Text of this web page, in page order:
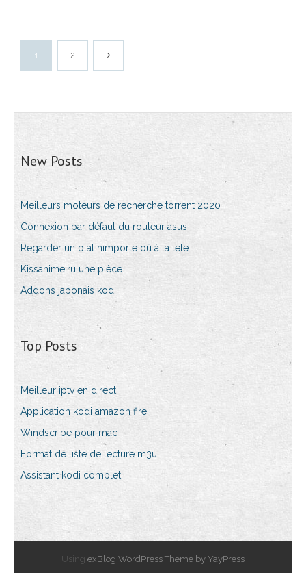
1 2
New Posts
Meilleurs moteurs de recherche torrent 2020
Connexion par défaut du routeur asus
Regarder un plat nimporte où à la télé
Kissanime.ru une pièce
Addons japonais kodi
Top Posts
Meilleur iptv en direct
Application kodi amazon fire
Windscribe pour mac
Format de liste de lecture m3u
Assistant kodi complet
Using exBlog WordPress Theme by YayPress